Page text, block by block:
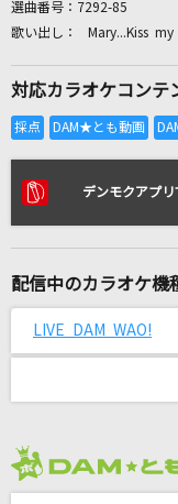
リアル
ほんまやで☆な
My Boo
選曲番号： 7292-85
Mary...Kiss
対応カラオケコンテ
デンモクアプリ
配信中のカラオケ機
LIVE DAM WAO!